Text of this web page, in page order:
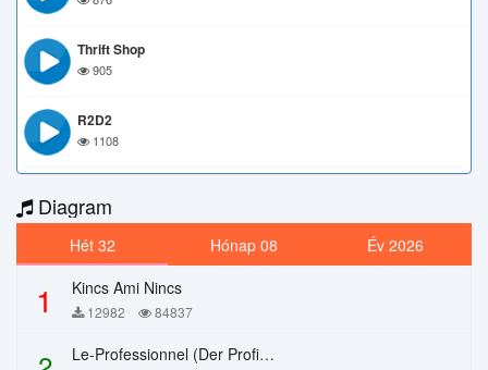
Thrift Shop
905
R2D2
1108
Diagram
Hét 32 Hónap 08 Év 2026
1 Kincs Ami Nincs
12982 84837
Le-Professionnel (Der Profi) – Chi Mai